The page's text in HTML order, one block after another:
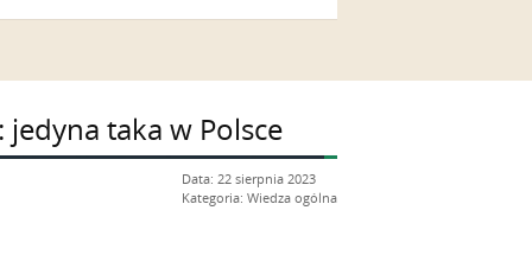
taka w Polsce
Data: 22 sierpnia 2023
Kategoria: Wiedza ogólna